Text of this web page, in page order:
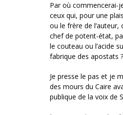
Par où commencerai-
ceux qui, pour une
ou le frère de
chef de potent-état,
le couteau ou l’acide
fabrique des apostats
Je presse le pas et je
des mours du Caire
publique de la voix de